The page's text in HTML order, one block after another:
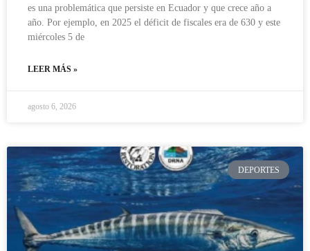
es una problemática que persiste en Ecuador y que crece año a
año. Por ejemplo, en 2025 el déficit de fiscales era de 630 y este
miércoles 5 de
LEER MÁS »
agosto 6, 2026
DEPORTES